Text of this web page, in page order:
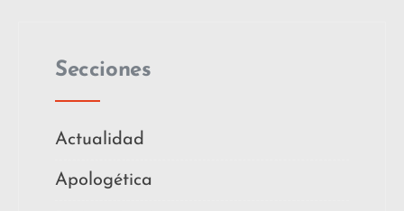
Secciones
Actualidad
Apologética